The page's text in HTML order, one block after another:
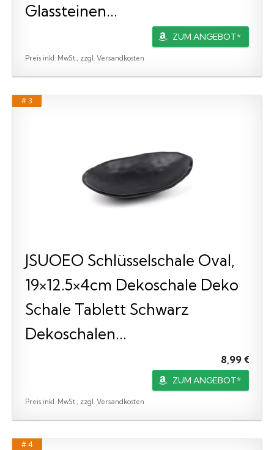
Glassteinen...
ZUM ANGEBOT*
Preis inkl. MwSt., zzgl. Versandkosten
# 3
JSUOEO Schlüsselschale Oval,
19×12.5×4cm Dekoschale Deko
Schale Tablett Schwarz
Dekoschalen...
8,99 €
ZUM ANGEBOT*
Preis inkl. MwSt., zzgl. Versandkosten
# 4